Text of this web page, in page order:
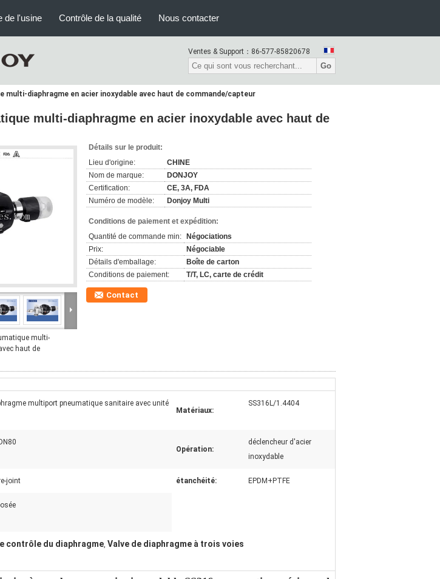
de l'usine Contrôle de la qualité Nous contacter
Ventes & Support： 86-577-85820678
Go
multi-diaphragme en acier inoxydable avec haut de commande/capteur
multi-diaphragme en acier inoxydable avec haut de
multi-
haut de
Détails sur le produit:
Lieu d'origine:
CHINE
Nom de marque:
DONJOY
Certification:
CE, 3A, FDA
Numéro de modèle:
Donjoy Multi
Conditions de paiement et expédition:
Quantité de commande min:
Négociations
Prix:
Négociable
Détails d'emballage:
Boîte de carton
Conditions de paiement:
T/T, LC, carte de crédit
Contact
multiport pneumatique sanitaire avec unité
Matériaux:
SS316L/1.4404
Opération:
déclencheur d'acier
inoxydable
joint étanchéité: EPDM+PTFE
contrôle du diaphragme, Valve de diaphragme à trois voies